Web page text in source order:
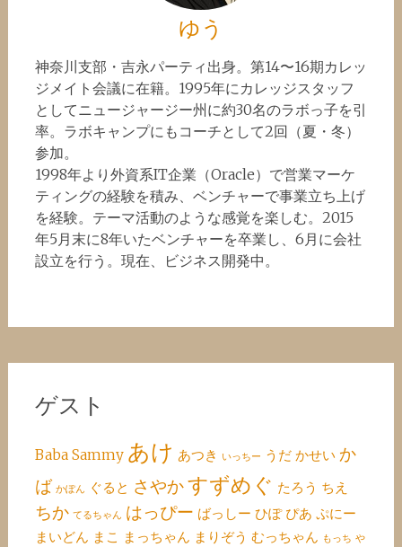
ゆう
神奈川支部・吉永パーティ出身。第14〜16期カレッ
ジメイト会議に在籍。1995年にカレッジスタッフ
としてニュージャージー州に約30名のラボっ子を引
率。ラボキャンプにもコーチとして2回（夏・冬）
参加。
1998年より外資系IT企業（Oracle）で営業マーケ
ティングの経験を積み、ベンチャーで事業立ち上げ
を経験。テーマ活動のような感覚を楽しむ。2015
年5月末に8年いたベンチャーを卒業し、6月に会社
設立を行う。現在、ビジネス開発中。
ゲスト
Baba Sammy あけ あつき いっちー うだ かせい か
ば かぽん ぐると さやかすずめぐ たろう ちえ
ちか てるちゃん はっぴー ばっしー ひぽ ぴあ ぷにー
まいどん まこ まっちゃん まりぞう むっちゃん もっち や